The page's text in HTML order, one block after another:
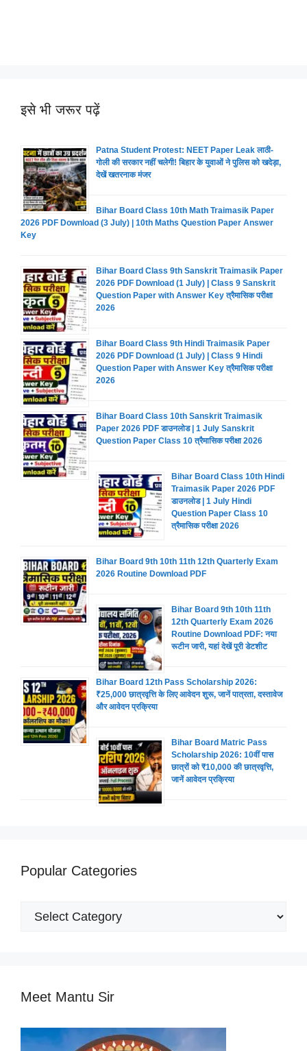
इसे भी जरूर पढ़ें
Patna Student Protest: NEET Paper Leak लाठी-
गोली की सरकार नहीं चलेगी! बिहार के युवाओं ने पुलिस को खदेड़ा,
देखें खतरनाक मंजर
Bihar Board Class 10th Math Traimasik Paper
2026 PDF Download (3 July) | 10th Maths Question Paper Answer
Key
Bihar Board Class 9th Sanskrit Traimasik Paper
2026 PDF Download (1 July) | Class 9 Sanskrit
Question Paper with Answer Key त्रैमासिक परीक्षा
2026
Bihar Board Class 9th Hindi Traimasik Paper
2026 PDF Download (1 July) | Class 9 Hindi
Question Paper with Answer Key त्रैमासिक परीक्षा
2026
Bihar Board Class 10th Sanskrit Traimasik
Paper 2026 PDF डाउनलोड | 1 July Sanskrit
Question Paper Class 10 त्रैमासिक परीक्षा 2026
Bihar Board Class 10th Hindi
Traimasik Paper 2026 PDF
डाउनलोड | 1 July Hindi
Question Paper Class 10
त्रैमासिक परीक्षा 2026
Bihar Board 9th 10th 11th 12th Quarterly Exam
2026 Routine Download PDF
Bihar Board 9th 10th 11th
12th Quarterly Exam 2026
Routine Download PDF: नया
रूटीन जारी, यहां देखें पूरी डेटशीट
Bihar Board 12th Pass Scholarship 2026:
₹25,000 छात्रवृत्ति के लिए आवेदन शुरू, जानें पात्रता, दस्तावेज
और आवेदन प्रक्रिया
Bihar Board Matric Pass
Scholarship 2026: 10वीं पास
छात्रों को ₹10,000 की छात्रवृत्ति,
जानें आवेदन प्रक्रिया
Popular Categories
Popular
Meet Mantu Sir